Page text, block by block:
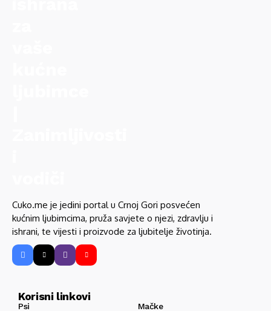
Cuko.me je jedini portal u Crnoj Gori posvećen
kućnim ljubimcima, pruža savjete o njezi, zdravlju i
ishrani, te vijesti i proizvode za ljubitelje životinja.
Korisni linkovi
Psi Mačke